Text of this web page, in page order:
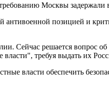
Москвы задержали
позицией и
Сейчас решается вопрос
требуя выдать их
власти обеспечить